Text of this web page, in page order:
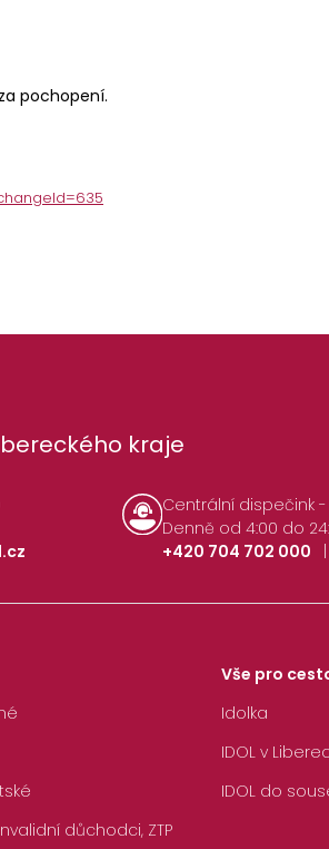
pochopení.
kraje
Centrální dispečink
Denně od 4:00 do
+420 704 702 000
důchodci, ZTP
Vše pro
Idolka
IDOL v
IDOL do